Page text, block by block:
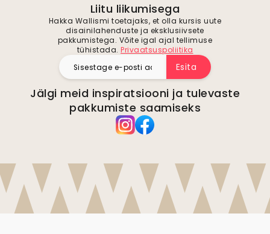
Liitu liikumisega
Hakka Wallismi toetajaks, et olla kursis uute
disainilahenduste ja eksklusiivsete
pakkumistega. Võite igal ajal tellimuse
tühistada. Privaatsuspoliitika
Esita
Jälgi meid inspiratsiooni ja tulevaste
pakkumiste saamiseks